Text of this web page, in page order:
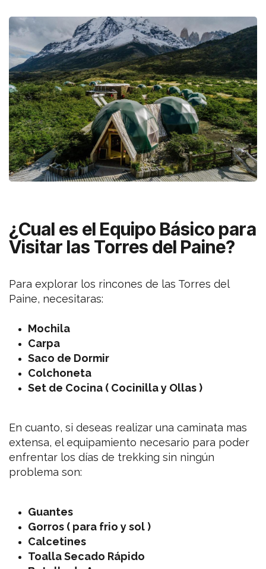
¿Cual es el Equipo Básico para
Visitar las Torres del Paine?
Para explorar los rincones de las Torres del
Paine, necesitaras:
Mochila
Carpa
Saco de Dormir
Colchoneta
Set de Cocina ( Cocinilla y Ollas )
En cuanto, si deseas realizar una caminata mas
extensa, el equipamiento necesario para poder
enfrentar los días de trekking sin ningún
problema son:
Guantes
Gorros ( para frio y sol )
Calcetines
Toalla Secado Rápido